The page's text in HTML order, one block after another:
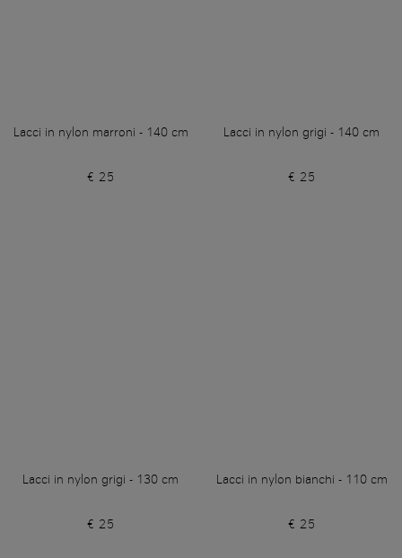
Lacci in nylon marroni - 140 cm
€ 25
Lacci in nylon grigi - 140 cm
€ 25
Lacci in nylon grigi - 130 cm
€ 25
Lacci in nylon bianchi - 110 cm
€ 25